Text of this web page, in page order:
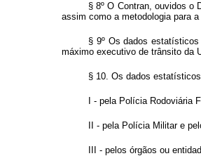
§ 8º O Contran, ouvidos o
assim como a metodologia para
§ 9º Os dados
máximo executivo de trânsito da
§ 10. Os dados
I - pela Polícia Rodoviária
II - pela Polícia Militar e
III - pelos órgãos ou